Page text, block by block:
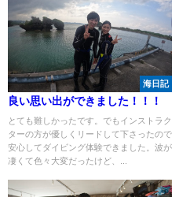
海日記
良い思い出ができました！！！
とても難しかったです。でもインストラク
ターの方が優しくリードして下さったので
安心してダイビング体験できました。波が
凄くて色々大変だったけど、...